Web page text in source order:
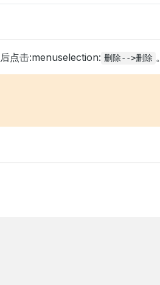
点击:menuselection: 删除-->删除 。